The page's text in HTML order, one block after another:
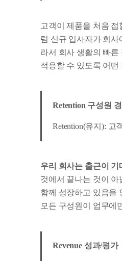
고객이 제품을 처음
럼 신규 입사자가 회사
라서 회사 생활의 빠
적응할 수 있도록 어
Retention 구성원
Retention(유지): 고
우리 회사는 출근이
것에서 끝나는 것이 아
함께 성장하고 있음을
모든 구성원이 업무에
Revenue 성과/평가